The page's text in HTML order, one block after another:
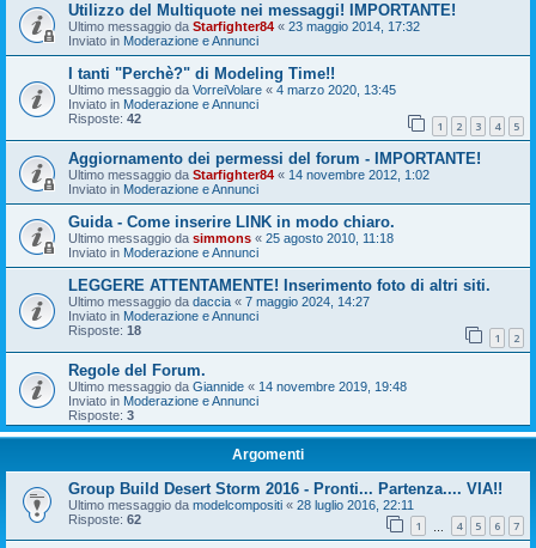
Utilizzo del Multiquote nei messaggi! IMPORTANTE!
Ultimo messaggio da Starfighter84 « 23 maggio 2014, 17:32
Inviato in Moderazione e Annunci
I tanti "Perchè?" di Modeling Time!!
Ultimo messaggio da VorreiVolare « 4 marzo 2020, 13:45
Inviato in Moderazione e Annunci
Risposte: 42 1 2 3 4 5
Aggiornamento dei permessi del forum - IMPORTANTE!
Ultimo messaggio da Starfighter84 « 14 novembre 2012, 1:02
Inviato in Moderazione e Annunci
Guida - Come inserire LINK in modo chiaro.
Ultimo messaggio da simmons « 25 agosto 2010, 11:18
Inviato in Moderazione e Annunci
LEGGERE ATTENTAMENTE! Inserimento foto di altri siti.
Ultimo messaggio da daccia « 7 maggio 2024, 14:27
Inviato in Moderazione e Annunci
Risposte: 18 1 2
Regole del Forum.
Ultimo messaggio da Giannide « 14 novembre 2019, 19:48
Inviato in Moderazione e Annunci
Risposte: 3
Argomenti
Group Build Desert Storm 2016 - Pronti... Partenza.... VIA!!
Ultimo messaggio da modelcompositi « 28 luglio 2016, 22:11
Risposte: 62 1 4 5 6 7